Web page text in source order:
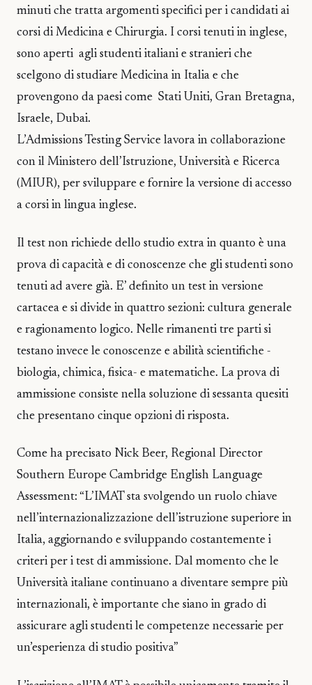
minuti che tratta argomenti specifici per i candidati ai
corsi di Medicina e Chirurgia. I corsi tenuti in inglese,
sono aperti agli studenti italiani e stranieri che
scelgono di studiare Medicina in Italia e che
provengono da paesi come Stati Uniti, Gran Bretagna,
Israele, Dubai.
L’Admissions Testing Service lavora in collaborazione
con il Ministero dell’Istruzione, Università e Ricerca
(MIUR), per sviluppare e fornire la versione di accesso
a corsi in lingua inglese.
Il test non richiede dello studio extra in quanto è una
prova di capacità e di conoscenze che gli studenti sono
tenuti ad avere già. E’ definito un test in versione
cartacea e si divide in quattro sezioni: cultura generale
e ragionamento logico. Nelle rimanenti tre parti si
testano invece le conoscenze e abilità scientifiche -
biologia, chimica, fisica- e matematiche. La prova di
ammissione consiste nella soluzione di sessanta quesiti
che presentano cinque opzioni di risposta.
Come ha precisato Nick Beer, Regional Director
Southern Europe Cambridge English Language
Assessment: “L’IMAT sta svolgendo un ruolo chiave
nell’internazionalizzazione dell’istruzione superiore in
Italia, aggiornando e sviluppando costantemente i
criteri per i test di ammissione. Dal momento che le
Università italiane continuano a diventare sempre più
internazionali, è importante che siano in grado di
assicurare agli studenti le competenze necessarie per
un’esperienza di studio positiva”